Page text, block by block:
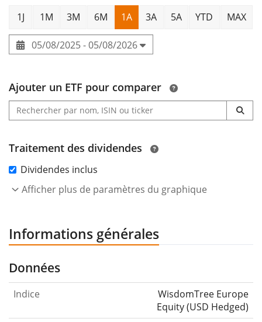
1J 1M 3M 6M 1A 3A 5A YTD MAX
05/08/2025 - 05/08/2026
Ajouter un ETF pour comparer
Traitement des dividendes
Dividendes inclus
Afficher plus de paramètres du graphique
Informations générales
Données
Indice
WisdomTree Europe
Equity (USD Hedged)